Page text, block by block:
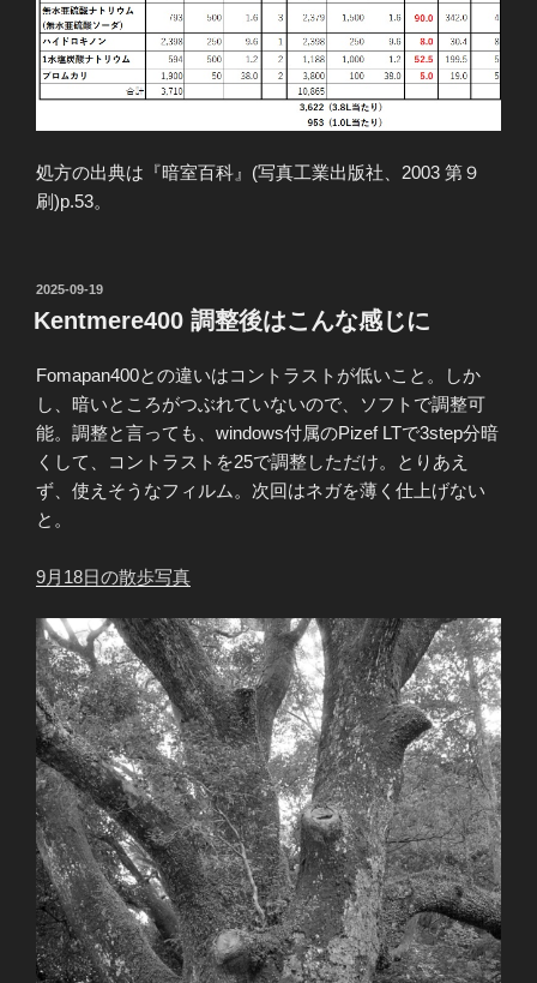
処方の出典は『暗室百科』(写真工業出版社、2003 第９
刷)p.53。
投
稿
日:
2025-09-19
Kentmere400 調整後はこんな感じに
Fomapan400との違いはコントラストが低いこと。しか
し、暗いところがつぶれていないので、ソフトで調整可
能。調整と言っても、windows付属のPizef LTで3step分暗
くして、コントラストを25で調整しただけ。とりあえ
ず、使えそうなフィルム。次回はネガを薄く仕上げない
と。
9月18日の散歩写真